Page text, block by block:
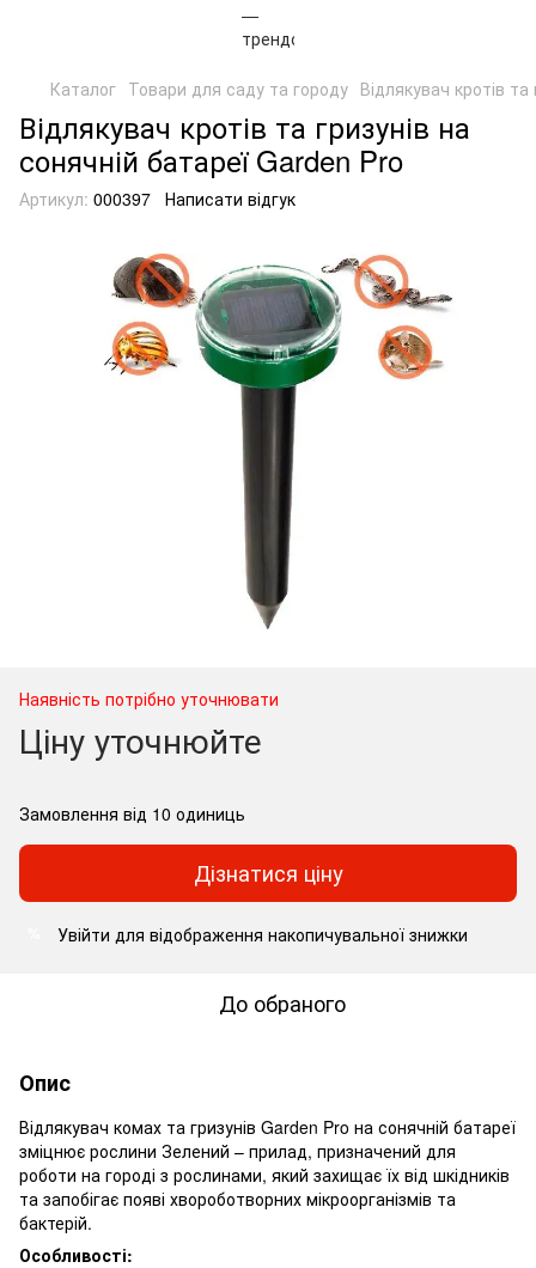
Каталог Товари для саду та городу Відлякувач кротів
Відлякувач кротів та гризунів на
сонячній батареї Garden Pro
Артикул: 000397 Написати відгук
Наявність потрібно уточнювати
Ціну уточнюйте
Замовлення від 10 одиниць
Дізнатися ціну
Увійти для відображення накопичувальної знижки
До обраного
Опис
Відлякувач комах та гризунів Garden Pro на сонячній батареї
зміцнює рослини Зелений – прилад, призначений для
роботи на городі з рослинами, який захищає їх від шкідників
та запобігає появі хвороботворних мікроорганізмів та
бактерій.
Особливості: